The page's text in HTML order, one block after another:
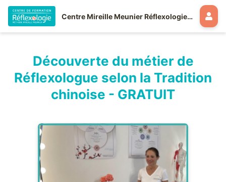
Centre Mireille Meunier Réflexologie et Tradition chinoise
Découverte du métier de
Réflexologue selon la Tradition
chinoise - GRATUIT